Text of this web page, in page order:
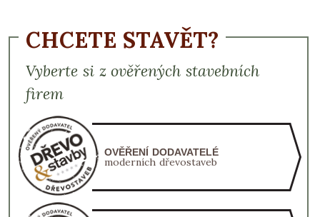
CHCETE STAVĚT?
Vyberte si z ověřených stavebních
firem
OVĚŘENÍ DODAVATELÉ
moderních dřevostaveb